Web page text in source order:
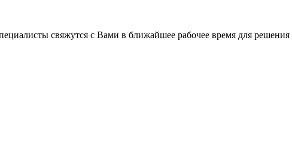
свяжутся с Вами в ближайшее рабочее время для